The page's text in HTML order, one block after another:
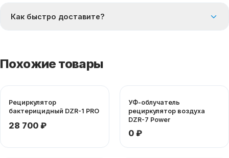
Как быстро доставите?
Похожие товары
Рециркулятор
бактерицидный DZR-1 PRO
28 700 ₽
УФ-облучатель
рециркулятор воздуха
DZR-7 Power
0 ₽